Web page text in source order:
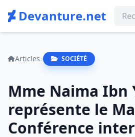
Devanture.net
Articles SOCIÉTÉ
Mme Naima Ibn
représente le
Conférence